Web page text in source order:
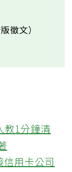
徵文）
教1分鐘清
用卡公司